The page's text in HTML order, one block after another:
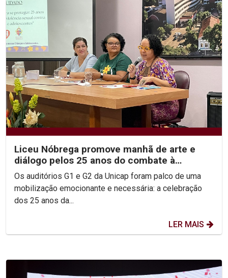
Liceu Nóbrega promove manhã de arte e
diálogo pelos 25 anos do combate à
violência sexual infantil
Os auditórios G1 e G2 da Unicap foram palco de uma
mobilização emocionante e necessária: a celebração
dos 25 anos da...
LER MAIS